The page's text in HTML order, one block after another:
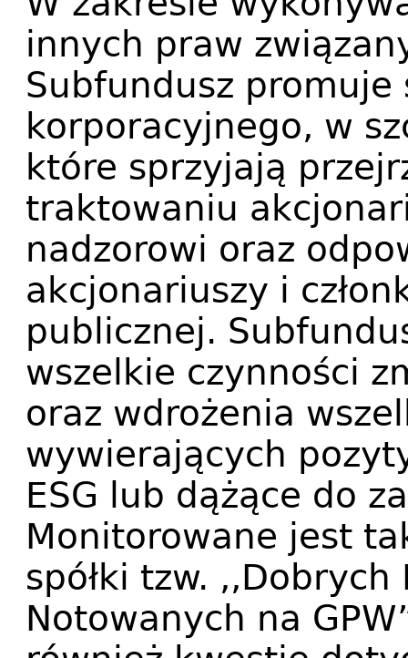
innych praw
Subfundusz promuje
korporacyjnego, w
które sprzyjają
traktowaniu
nadzorowi oraz
akcjonariuszy i
publicznej.
wszelkie czynności
oraz wdrożenia
wywierających
ESG lub dążące do
Monitorowane jest
spółki tzw. ,,Dobrych
Notowanych na